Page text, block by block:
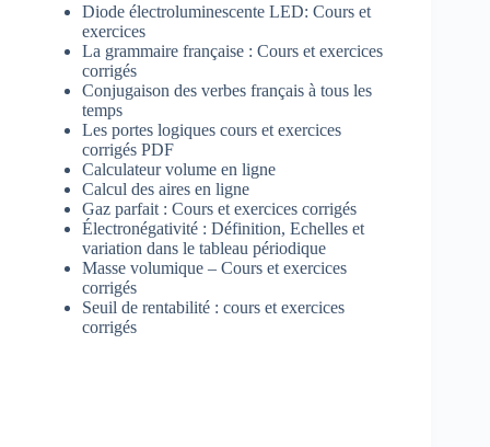
Diode électroluminescente LED: Cours et
exercices
La grammaire française : Cours et exercices
corrigés
Conjugaison des verbes français à tous les
temps
Les portes logiques cours et exercices
corrigés PDF
Calculateur volume en ligne
Calcul des aires en ligne
Gaz parfait : Cours et exercices corrigés
Électronégativité : Définition, Echelles et
variation dans le tableau périodique
Masse volumique – Cours et exercices
corrigés
Seuil de rentabilité : cours et exercices
corrigés